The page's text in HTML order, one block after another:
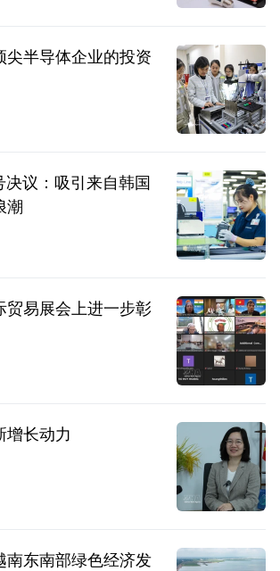
尖半导体企业的投资
议：吸引来自韩国
潮
贸易展会上进一步彰
增长动力
南东南部绿色经济发